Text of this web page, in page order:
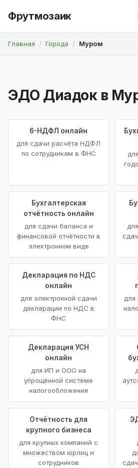
Фрутмозаик
Главная Города Муром
ЭДО Диадок в
6-НДФЛ онлайн
для сдачи расчёта НДФЛ
по сотрудникам в ФНС
Бухгалтерская
отчётность онлайн
для сдачи баланса и
финансовой отчётности в
электронном виде
Декларация по НДС
онлайн
для электронной сдачи
декларации по НДС в
ФНС
для
Декларация УСН
онлайн
для ИП и ООО на
упрощённой системе
налогообложения
Отчётность для
крупного бизнеса
для крупных компаний с
множеством юрлиц и
сотрудников